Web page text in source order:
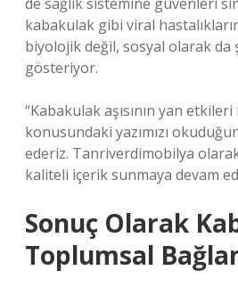
kabakulak gibi viral
biyolojik değil, sosyal olarak da
gösteriyor.
“Kabakulak aşısının yan
konusundaki yazımızı
ederiz. Tanriverdimobilya
kaliteli içerik sunmaya devam
Sonuç Olarak
Toplumsal